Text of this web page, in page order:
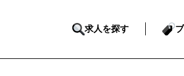
求人を探す